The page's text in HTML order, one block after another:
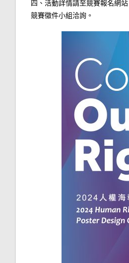
四、活動詳情請至競賽報名
競賽徵件小組洽詢。